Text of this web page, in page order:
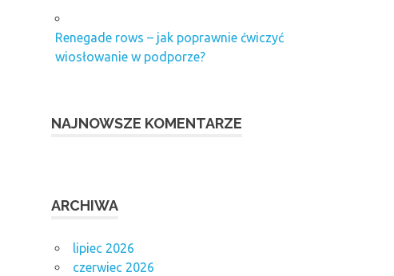
Renegade rows – jak poprawnie ćwiczyć
wiosłowanie w podporze?
NAJNOWSZE KOMENTARZE
ARCHIWA
lipiec 2026
czerwiec 2026